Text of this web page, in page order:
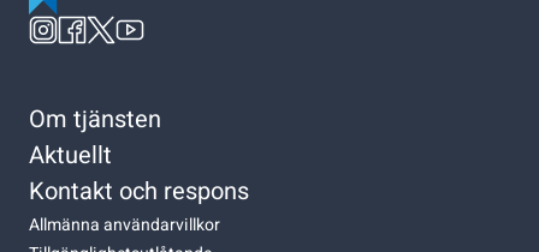
Om tjänsten
Aktuellt
Kontakt och respons
Allmänna användarvillkor